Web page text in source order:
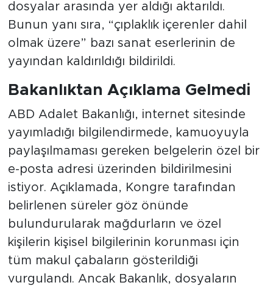
dosyalar arasında yer aldığı aktarıldı.
Bunun yanı sıra, “çıplaklık içerenler dahil
olmak üzere” bazı sanat eserlerinin de
yayından kaldırıldığı bildirildi.
Bakanlıktan Açıklama Gelmedi
ABD Adalet Bakanlığı, internet sitesinde
yayımladığı bilgilendirmede, kamuoyuyla
paylaşılmaması gereken belgelerin özel bir
e-posta adresi üzerinden bildirilmesini
istiyor. Açıklamada, Kongre tarafından
belirlenen süreler göz önünde
bulundurularak mağdurların ve özel
kişilerin kişisel bilgilerinin korunması için
tüm makul çabaların gösterildiği
vurgulandı. Ancak Bakanlık, dosyaların